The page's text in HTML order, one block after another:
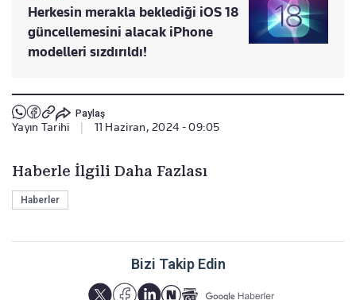
Herkesin merakla beklediği iOS 18
güncellemesini alacak iPhone
modelleri sızdırıldı!
Paylaş
Yayın Tarihi 11 Haziran, 2024 - 09:05
Haberle İlgili Daha Fazlası
Haberler
Bizi Takip Edin